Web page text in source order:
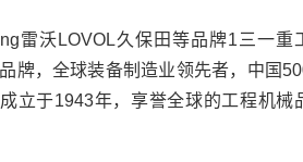
雷沃LOVOL久保田等品牌1三一重
牌，全球装备制造业领先者，中国
立于1943年，享誉全球的工程机械